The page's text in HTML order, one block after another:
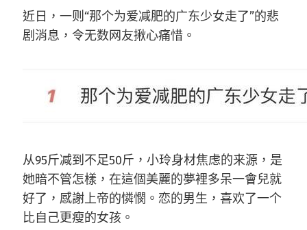
近日，一则“那个为爱减肥的广东少女走了”的悲
剧消息，令无数网友揪心痛惜。
从95斤减到不足50斤，小玲身材焦虑的来源，是
她暗不管怎樣，在這個美麗的夢裡多呆一會兒就
好了，感謝上帝的憐憫。恋的男生，喜欢了一个
比自己更瘦的女孩。